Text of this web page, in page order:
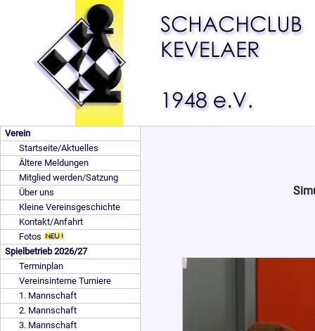
Verein
Startseite/Aktuelles
Ältere Meldungen
Mitglied werden/Satzung
Über uns
Kleine Vereinsgeschichte
Kontakt/Anfahrt
Fotos
Spielbetrieb 2026/27
Terminplan
Vereinsinterne Turniere
1. Mannschaft
2. Mannschaft
3. Mannschaft